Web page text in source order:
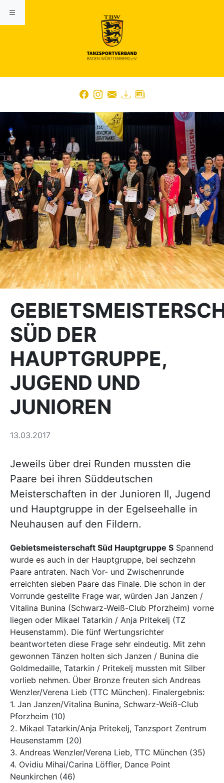
SÜD DER
HAUPTGRUPPE,
JUGEND UND
JUNIOREN
13.03.2017
Jeweils über drei Runden mussten die
Paare bei ihren Süddeutschen
Meisterschaften in der Junioren II, Jugend
und Hauptgruppe in der Egelseehalle in
Neuhausen auf den Fildern.
Gebietsmeisterschaft Süd Hauptgruppe S Spannend
wurde es auch in der Hauptgruppe, bei sechzehn
Paare antraten. Nach Vor- und Zwischenrunde
erreichten sieben Paare das Finale. Die schon in der
Vorrunde gestellte Frage war, würden Jan Janzen /
Vitalina Bunina (Schwarz-Weiß-Club Pforzheim) vorne
liegen oder Mikael Tatarkin / Anja Pritekelj (TZ
Heusenstamm). Die fünf Wertungsrichter
beantworteten diese Frage sehr eindeutig. Mit zehn
gewonnen Tänzen holten sich Janzen / Bunina die
Goldmedaille, Tatarkin / Pritekelj mussten mit Silber
vorlieb nehmen. Über Bronze freuten sich Andreas
Wenzler/Verena Lieb (TTC München). Finalergebnis:
1. Jan Janzen/Vitalina Bunina, Schwarz-Weiß-Club
Pforzheim (10)
2. Mikael Tatarkin/Anja Pritekelj, Tanzsport Zentrum
Heusenstamm (20)
3. Andreas Wenzler/Verena Lieb, TTC München (35)
4. Ovidiu Mihai/Carina Löffler, Dance Point
Neunkirchen (46)